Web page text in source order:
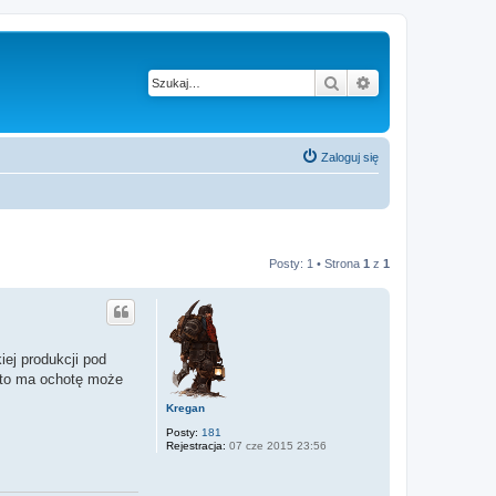
Szukaj
Zaloguj się
Posty: 1 • Strona 1 z 1
Kregan
Posty: 181
Rejestracja: 07 cze 2015 23:56
produkcji pod
ma ochotę może